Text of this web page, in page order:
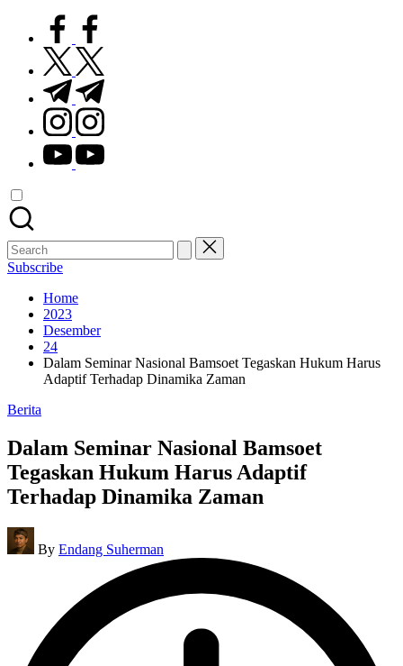
facebook.com
twitter.com
t.me
instagram.com
youtube.com
Search
for:
Subscribe
Home
2023
Desember
24
Dalam Seminar Nasional Bamsoet Tegaskan Hukum Harus
Adaptif Terhadap Dinamika Zaman
Posted
Berita
Dalam Seminar Nasional Bamsoet
Tegaskan Hukum Harus Adaptif
Terhadap Dinamika Zaman
Posted
by
By Endang Suherman